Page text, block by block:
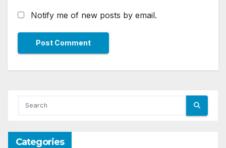
Notify me of new posts by email.
Categories